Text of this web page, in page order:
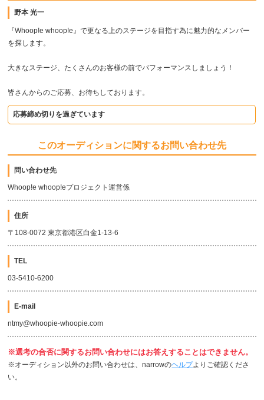
野本 光一
『Whoop!e whoop!e』で更なる上のステージを目指す為に魅力的なメンバー
を探します。
大きなステージ、たくさんのお客様の前でパフォーマンスしましょう！
皆さんからのご応募、お待ちしております。
応募締め切りを過ぎています
このオーディションに関するお問い合わせ先
問い合わせ先
Whoop!e whoop!eプロジェクト運営係
住所
〒108-0072 東京都港区白金1-13-6
TEL
03-5410-6200
E-mail
ntmy@whoopie-whoopie.com
※選考の合否に関するお問い合わせにはお答えすることはできません。
※オーディション以外のお問い合わせは、narrowのヘルプよりご確認くださ
い。